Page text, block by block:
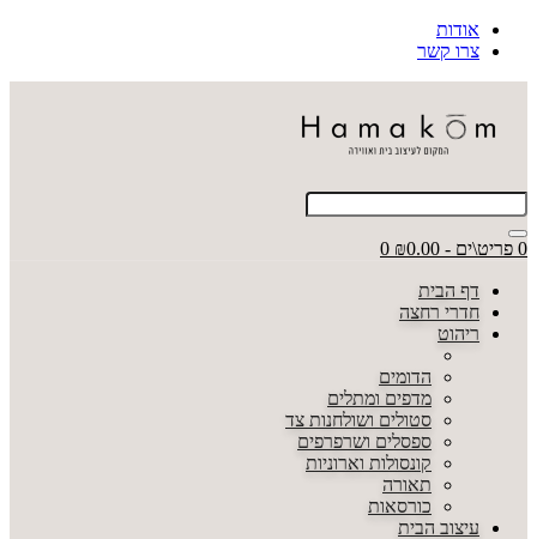
אודות
צרו קשר
0 פריט\ים - ₪0.00 0
דף הבית
חדרי רחצה
ריהוט
הדומים
מדפים ומתלים
סטולים ושולחנות צד
ספסלים ושרפרפים
קונסולות וארוניות
תאורה
כורסאות
עיצוב הבית